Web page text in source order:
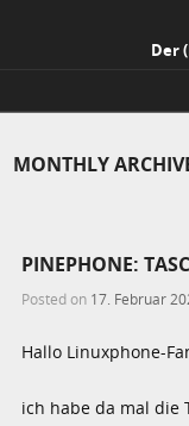
Der
MONTHLY
PINEPHONE:
Posted on 17. Februar
Hallo Linuxphone-
ich habe da mal die